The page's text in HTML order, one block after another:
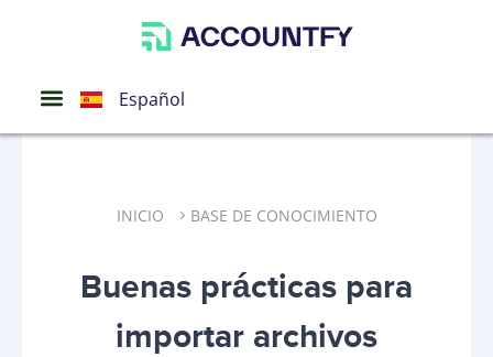
Español
English
INICIO BASE DE CONOCIMIENTO
Buenas prácticas para
importar archivos